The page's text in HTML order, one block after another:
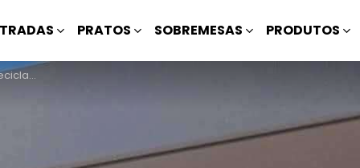
PRATOS SOBREMESAS PRODUTOS
Ecologia?